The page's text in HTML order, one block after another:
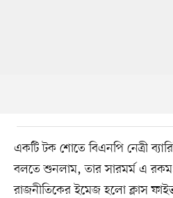
একটি টক শোতে বিএনপি নেত্রী
বলতে শুনলাম, তার সারমর্ম এ
রাজনীতিকের ইমেজ হলো ক্লাস